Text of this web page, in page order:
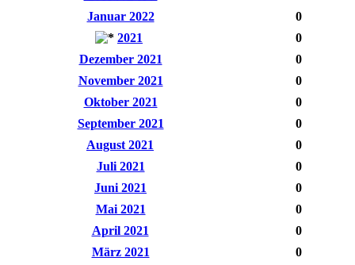
Januar 2022
0
2021
0
Dezember 2021
0
November 2021
0
Oktober 2021
0
September 2021
0
August 2021
0
Juli 2021
0
Juni 2021
0
Mai 2021
0
April 2021
0
März 2021
0